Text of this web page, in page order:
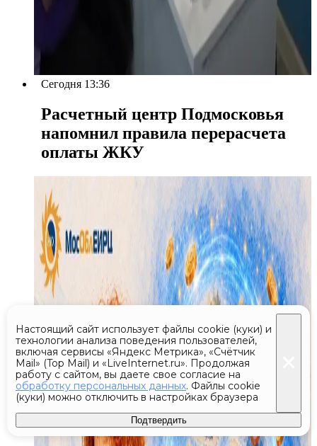
Сегодня 13:36
Расчетный центр Подмосковья
напомнил правила перерасчета
оплаты ЖКУ
Настоящий сайт использует файлы cookie (куки) и
технологии анализа поведения пользователей,
включая сервисы «Яндекс Метрика», «Счётчик
Mail» (Top Mail) и «LiveInternet.ru». Продолжая
работу с сайтом, вы даете свое согласие на
обработку персональных данных. Файлы cookie
(куки) можно отключить в настройках браузера
Подтвердить